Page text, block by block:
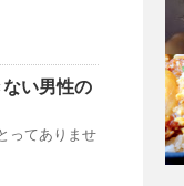
い男性の
ってありませ